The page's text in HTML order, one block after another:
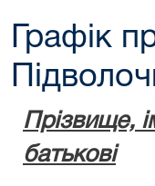
Графік
Прізвище,
батькові